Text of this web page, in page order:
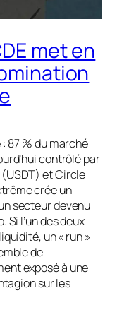
met en
: 87 % du marché
contrôlé par
et Circle
crée un
secteur devenu
l’un des deux
un « run »
de
exposé à une
sur les